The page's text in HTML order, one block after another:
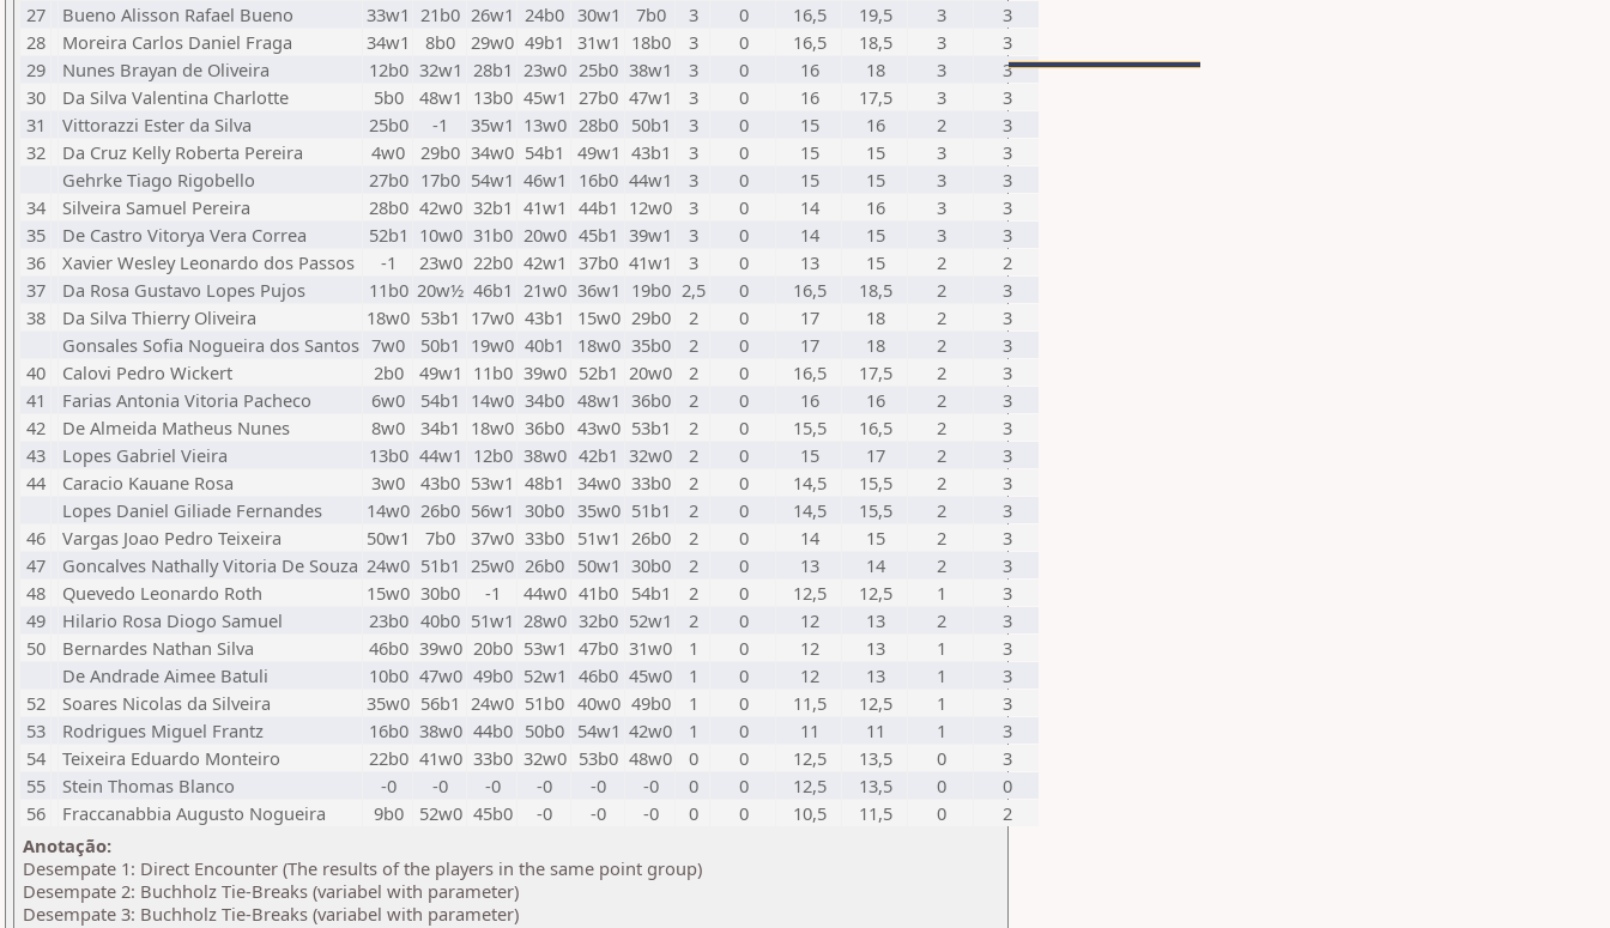
27
Bueno Alisson Rafael Bueno 33w1 21b0 26w1 24b0 30w1 7b0 3 0 16,5 19,5 3
3
28
Moreira Carlos Daniel Fraga 34w1 8b0 29w0 49b1 31w1 18b0 3 0 16,5 18,5 3
3
29
Nunes Brayan de Oliveira 12b0 32w1 28b1 23w0 25b0 38w1 3 0 16 18 3
3
30
Da Silva Valentina Charlotte 5b0 48w1 13b0 45w1 27b0 47w1 3 0 16 17,5 3
3
31
Vittorazzi Ester da Silva 25b0 -1 35w1 13w0 28b0 50b1 3 0 15 16 2
3
32
Da Cruz Kelly Roberta Pereira 4w0 29b0 34w0 54b1 49w1 43b1 3 0 15 15 3
3
Gehrke Tiago Rigobello
27b0 17b0 54w1 46w1 16b0 44w1 3 0 15 15 3
3
34
Silveira Samuel Pereira 28b0 42w0 32b1 41w1 44b1 12w0 3 0 14 16 3
3
35
De Castro Vitorya Vera Correa 52b1 10w0 31b0 20w0 45b1 39w1 3 0 14 15 3
3
36
Xavier Wesley Leonardo dos Passos -1 23w0 22b0 42w1 37b0 41w1 3 0 13 15 2
2
37
Da Rosa Gustavo Lopes Pujos 11b0 20w½ 46b1 21w0 36w1 19b0 2,5 0 16,5 18,5 2
3
38
Da Silva Thierry Oliveira 18w0 53b1 17w0 43b1 15w0 29b0 2 0 17 18 2
3
Gonsales Sofia Nogueira dos Santos 7w0 50b1 19w0 40b1 18w0 35b0 2 0 17 18 2
3
40
Calovi Pedro Wickert 2b0 49w1 11b0 39w0 52b1 20w0 2 0 16,5 17,5 2
3
41
Farias Antonia Vitoria Pacheco 6w0 54b1 14w0 34b0 48w1 36b0 2 0 16 16 2
3
42
De Almeida Matheus Nunes 8w0 34b1 18w0 36b0 43w0 53b1 2 0 15,5 16,5 2
3
43
Lopes Gabriel Vieira 13b0 44w1 12b0 38w0 42b1 32w0 2 0 15 17 2
3
44
Caracio Kauane Rosa 3w0 43b0 53w1 48b1 34w0 33b0 2 0 14,5 15,5 2
3
Lopes Daniel Giliade Fernandes
14w0 26b0 56w1 30b0 35w0 51b1 2 0 14,5 15,5 2
3
46
Vargas Joao Pedro Teixeira 50w1 7b0 37w0 33b0 51w1 26b0 2 0 14 15 2
3
47
Goncalves Nathally Vitoria De Souza 24w0 51b1 25w0 26b0 50w1 30b0 2 0 13 14 2
3
48
Quevedo Leonardo Roth 15w0 30b0 -1 44w0 41b0 54b1 2 0 12,5 12,5 1
3
49
Hilario Rosa Diogo Samuel 23b0 40b0 51w1 28w0 32b0 52w1 2 0 12 13 2
3
50
Bernardes Nathan Silva 46b0 39w0 20b0 53w1 47b0 31w0 1 0 12 13 1
3
De Andrade Aimee Batuli
10b0 47w0 49b0 52w1 46b0 45w0 1 0 12 13 1
3
52
Soares Nicolas da Silveira 35w0 56b1 24w0 51b0 40w0 49b0 1 0 11,5 12,5 1
3
53
Rodrigues Miguel Frantz 16b0 38w0 44b0 50b0 54w1 42w0 1 0 11 11 1
3
54
Teixeira Eduardo Monteiro 22b0 41w0 33b0 32w0 53b0 48w0 0 0 12,5 13,5 0
3
55
Stein Thomas Blanco -0 -0 -0 -0 -0 -0 0 0 12,5 13,5 0
0
56
Fraccanabbia Augusto Nogueira 9b0 52w0 45b0 -0 -0 -0 0 0 10,5 11,5 0
2
Anotação:
Desempate 1: Direct Encounter (The results of the players in the same point group)
Desempate 2: Buchholz Tie-Breaks (variabel with parameter)
Desempate 3: Buchholz Tie-Breaks (variabel with parameter)